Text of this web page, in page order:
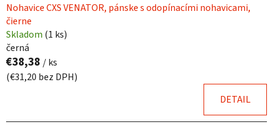
Nohavice CXS VENATOR, pánske s odopínacími nohavicami,
čierne
Skladom (1 ks)
černá
€38,38 / ks
(€31,20 bez DPH)
DETAIL